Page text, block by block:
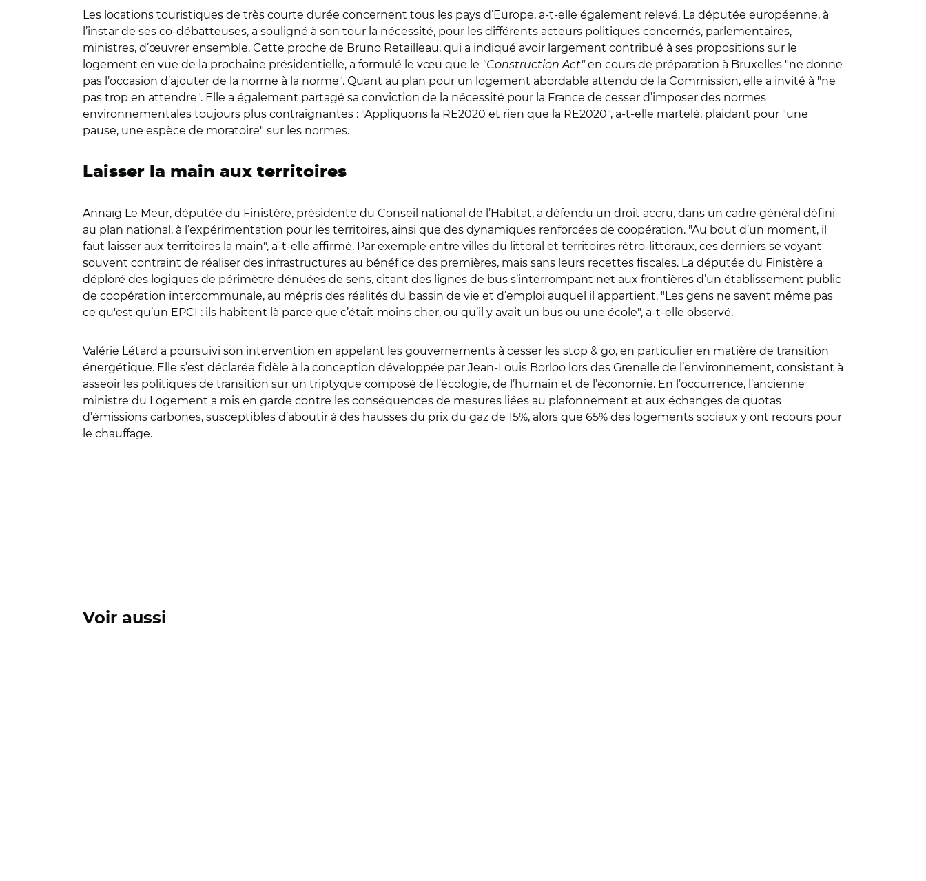
Les locations touristiques de très courte durée concernent tous les pays d’Europe, a-t-elle également relevé. La députée européenne, à
l’instar de ses co-débatteuses, a souligné à son tour la nécessité, pour les différents acteurs politiques concernés, parlementaires,
ministres, d’œuvrer ensemble. Cette proche de Bruno Retailleau, qui a indiqué avoir largement contribué à ses propositions sur le
logement en vue de la prochaine présidentielle, a formulé le vœu que le "Construction Act"en cours de préparation à Bruxelles "ne donne
pas l’occasion d’ajouter de la norme à la norme". Quant au plan pour un logement abordable attendu de la Commission, elle a invité à "ne
pas trop en attendre". Elle a également partagé sa conviction de la nécessité pour la France de cesser d’imposer des normes
environnementales toujours plus contraignantes : "Appliquons la RE2020 et rien que la RE2020", a-t-elle martelé, plaidant pour "une
pause, une espèce de moratoire" sur les normes.
Laisser la main aux territoires
Annaïg Le Meur, députée du Finistère, présidente du Conseil national de l’Habitat, a défendu un droit accru, dans un cadre général défini
au plan national, à l’expérimentation pour les territoires, ainsi que des dynamiques renforcées de coopération. "Au bout d’un moment, il
faut laisser aux territoires la main", a-t-elle affirmé. Par exemple entre villes du littoral et territoires rétro-littoraux, ces derniers se voyant
souvent contraint de réaliser des infrastructures au bénéfice des premières, mais sans leurs recettes fiscales. La députée du Finistère a
déploré des logiques de périmètre dénuées de sens, citant des lignes de bus s’interrompant net aux frontières d’un établissement public
de coopération intercommunale, au mépris des réalités du bassin de vie et d’emploi auquel il appartient. "Les gens ne savent même pas
ce qu'est qu’un EPCI : ils habitent là parce que c’était moins cher, ou qu’il y avait un bus ou une école", a-t-elle observé.
Valérie Létard a poursuivi son intervention en appelant les gouvernements à cesser les stop & go, en particulier en matière de transition
énergétique. Elle s’est déclarée fidèle à la conception développée par Jean-Louis Borloo lors des Grenelle de l’environnement, consistant à
asseoir les politiques de transition sur un triptyque composé de l’écologie, de l’humain et de l’économie. En l’occurrence, l’ancienne
ministre du Logement a mis en garde contre les conséquences de mesures liées au plafonnement et aux échanges de quotas
d’émissions carbones, susceptibles d’aboutir à des hausses du prix du gaz de 15%, alors que 65% des logements sociaux y ont recours pour
le chauffage.
Voir aussi